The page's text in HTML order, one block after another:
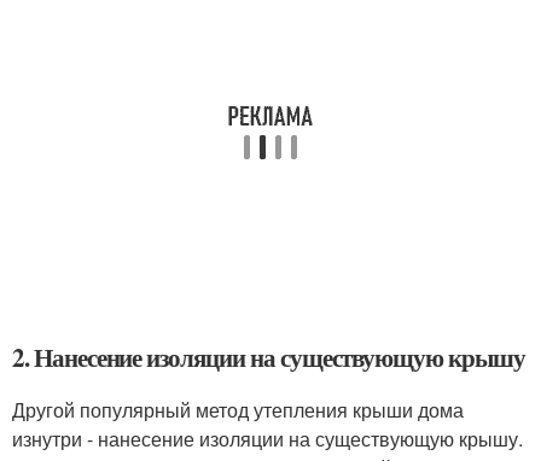
2. Нанесение изоляции на существующую крышу
Другой популярный метод утепления крыши дома
изнутри - нанесение изоляции на существующую крышу.